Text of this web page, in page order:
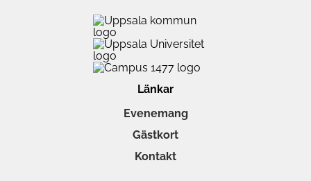
Länkar
Evenemang
Gästkort
Kontakt